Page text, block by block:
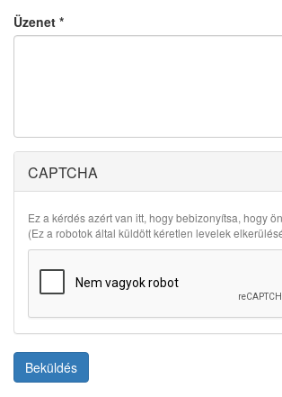
Üzenet *
CAPTCHA
Ez a kérdés azért van itt, hogy bebizonyítsa, hogy
(Ez a robotok által küldött kéretlen levelek
Beküldés